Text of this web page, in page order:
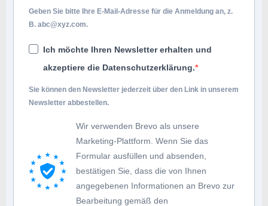
Geben Sie bitte Ihre E-Mail-Adresse für die Anmeldung an, z.
B. abc@xyz.com.
Ich möchte Ihren Newsletter erhalten und
akzeptiere die Datenschutzerklärung.
Sie können den Newsletter jederzeit über den Link in unserem
Newsletter abbestellen.
Wir verwenden Brevo als unsere
Marketing-Plattform. Wenn Sie das
Formular ausfüllen und absenden,
bestätigen Sie, dass die von Ihnen
angegebenen Informationen an Brevo zur
Bearbeitung gemäß den